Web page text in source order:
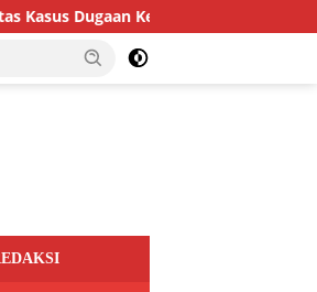
Keracunan MBG di Depapre